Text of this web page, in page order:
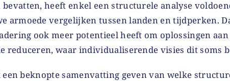
heeft enkel een structurele analyse
armoede vergelijken tussen landen en tijdperken.
ook meer potentieel heeft om oplossingen
reduceren, waar individualiserende visies dit soms
beknopte samenvatting geven van welke